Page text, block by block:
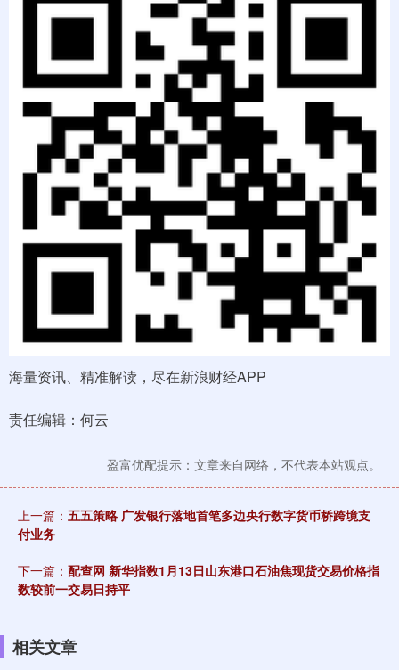
海量资讯、精准解读，尽在新浪财经APP
责任编辑：何云
盈富优配提示：文章来自网络，不代表本站观点。
上一篇： 五五策略 广发银行落地首笔多边央行数字货币桥跨境支
付业务
下一篇： 配查网 新华指数1月13日山东港口石油焦现货交易价格指
数较前一交易日持平
相关文章